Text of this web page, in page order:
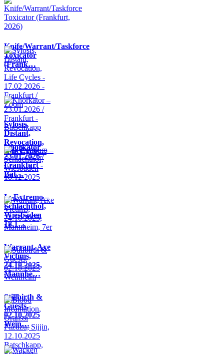
Knife/Warrant/Taskforce
Toxicator
(Frank…
Sylosis,
Distant,
Revocation,
Life Cycle…
Knorkator –
23.01.2026 /
Frankfurt -
Bat…
In Extremo –
Schlachthof,
Wiesbaden
18.1…
Warrant, Axe
Victims,
24.10.2025,
Mannhe…
Stillbirth &
Guests,
02.10.2025
Wein…